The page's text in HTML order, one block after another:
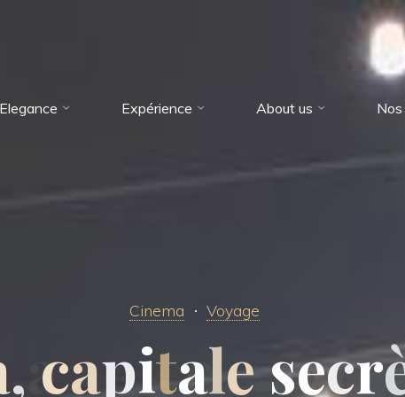
Elegance Expérience About us
Cinema Voyage
, capitalesecr